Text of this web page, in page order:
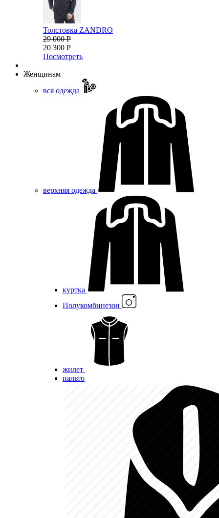
Толстовка ZANDRO
29 000 Р
20 300 Р
Посмотреть
Женщинам
вся одежда
верхняя одежда
куртка
Полукомбинезон
жилет
пальто